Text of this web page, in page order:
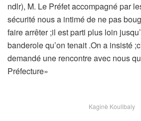
ndlr), M. Le Préfet accompagné par
sécurité nous a intimé de ne pas
faire arrêter ;il est parti plus loin
banderole qu’on tenait .On a insisté
demandé une rencontre avec nous
Préfecture»
Kaginè Koulibaly